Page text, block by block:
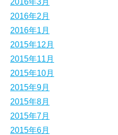
2016年2月
2016年1月
2015年12月
2015年11月
2015年10月
2015年9月
2015年8月
2015年7月
2015年6月